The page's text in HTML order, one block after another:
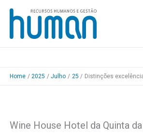
Skip
content
Home 2025 Julho 25 Distinções
Wine House Hotel da Quinta